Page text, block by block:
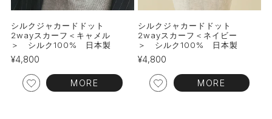
シルクジャカードドット
2wayスカーフ＜キャメル
＞ シルク100% 日本製
¥4,800
MORE
シルクジャカードドット
2wayスカーフ＜ネイビー
＞ シルク100% 日本製
¥4,800
MORE